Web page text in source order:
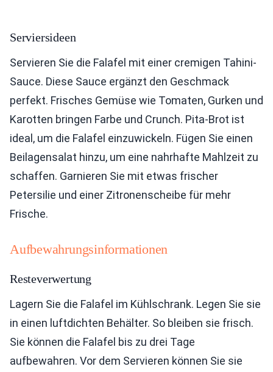
Serviersideen
Servieren Sie die Falafel mit einer cremigen Tahini-
Sauce. Diese Sauce ergänzt den Geschmack
perfekt. Frisches Gemüse wie Tomaten, Gurken und
Karotten bringen Farbe und Crunch. Pita-Brot ist
ideal, um die Falafel einzuwickeln. Fügen Sie einen
Beilagensalat hinzu, um eine nahrhafte Mahlzeit zu
schaffen. Garnieren Sie mit etwas frischer
Petersilie und einer Zitronenscheibe für mehr
Frische.
Aufbewahrungsinformationen
Resteverwertung
Lagern Sie die Falafel im Kühlschrank. Legen Sie sie
in einen luftdichten Behälter. So bleiben sie frisch.
Sie können die Falafel bis zu drei Tage
aufbewahren. Vor dem Servieren können Sie sie